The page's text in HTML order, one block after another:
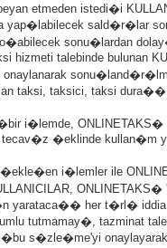
etmeden istedi�i
yap�labilecek sald�r�lar
sonu�lardan
hizmeti talebinde
taksi, taksici, taksi dura��
i�lemde,
�eklinde kullan�m
i�lemler ile
yarataca�� her t�rl� iddia,
tutmamay�, tazminat
s�zle�me'yi onaylayarak